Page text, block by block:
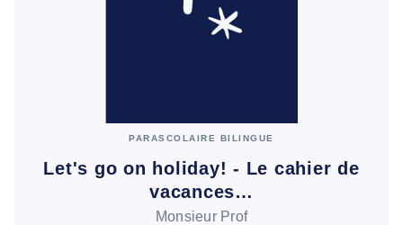
PARASCOLAIRE BILINGUE
Let's go on holiday! - Le cahier de
vacances…
Monsieur Prof